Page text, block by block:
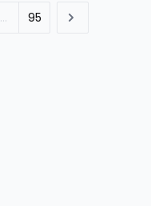
... 95